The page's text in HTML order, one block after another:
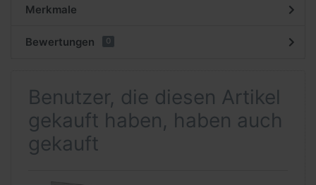
Merkmale
Bewertungen 0
Benutzer, die diesen Artikel
gekauft haben, haben auch
gekauft